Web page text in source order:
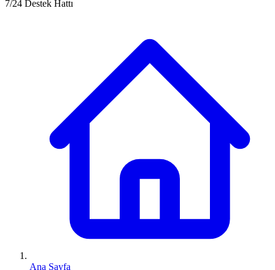
7/24 Destek Hattı
Ana Sayfa